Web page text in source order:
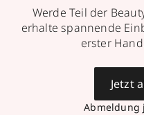
Werde Teil der
erhalte spannende
erster
Abmeldung
Jetzt